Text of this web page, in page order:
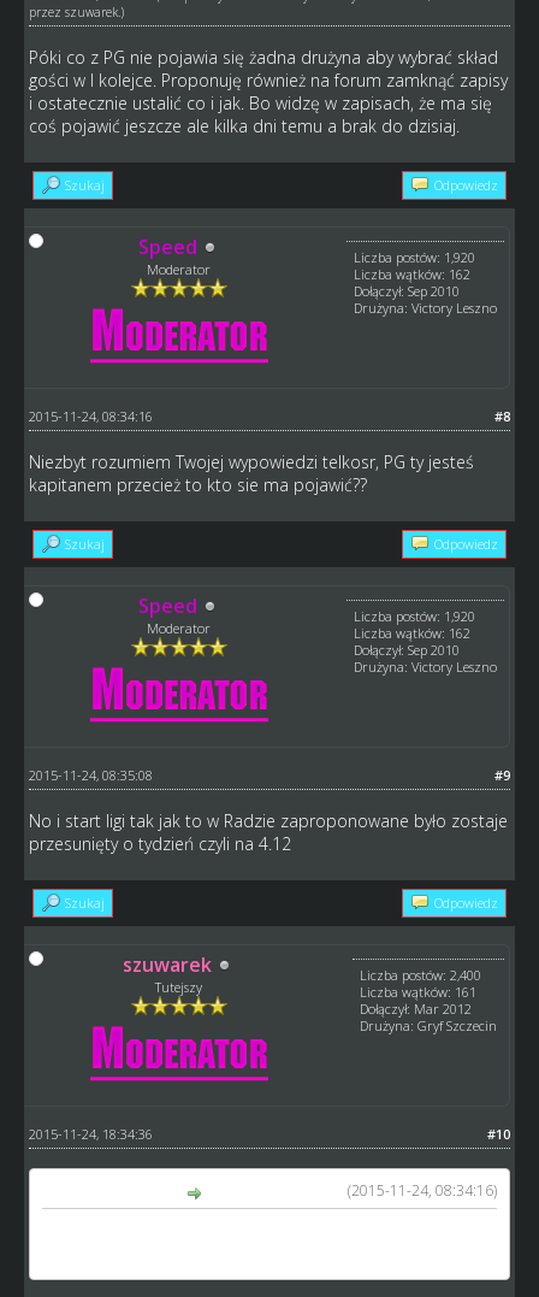
przez szuwarek.)
Póki co z PG nie pojawia się żadna drużyna aby wybrać skład
gości w I kolejce. Proponuję również na forum zamknąć zapisy
i ostatecznie ustalić co i jak. Bo widzę w zapisach, że ma się
coś pojawić jeszcze ale kilka dni temu a brak do dzisiaj.
Szukaj Odpowiedz
Speed
Moderator
Liczba postów: 1,920
Liczba wątków: 162
Dołączył: Sep 2010
Drużyna: Victory Leszno
#8
2015-11-24, 08:34:16
Niezbyt rozumiem Twojej wypowiedzi telkosr, PG ty jesteś
kapitanem przecież to kto sie ma pojawić??
Szukaj Odpowiedz
Speed
Moderator
Liczba postów: 1,920
Liczba wątków: 162
Dołączył: Sep 2010
Drużyna: Victory Leszno
#9
2015-11-24, 08:35:08
No i start ligi tak jak to w Radzie zaproponowane było zostaje
przesunięty o tydzień czyli na 4.12
Szukaj Odpowiedz
szuwarek
Tutejszy
Liczba postów: 2,400
Liczba wątków: 161
Dołączył: Mar 2012
Drużyna: Gryf Szczecin
#10
2015-11-24, 18:34:36
(2015-11-24, 08:34:16)